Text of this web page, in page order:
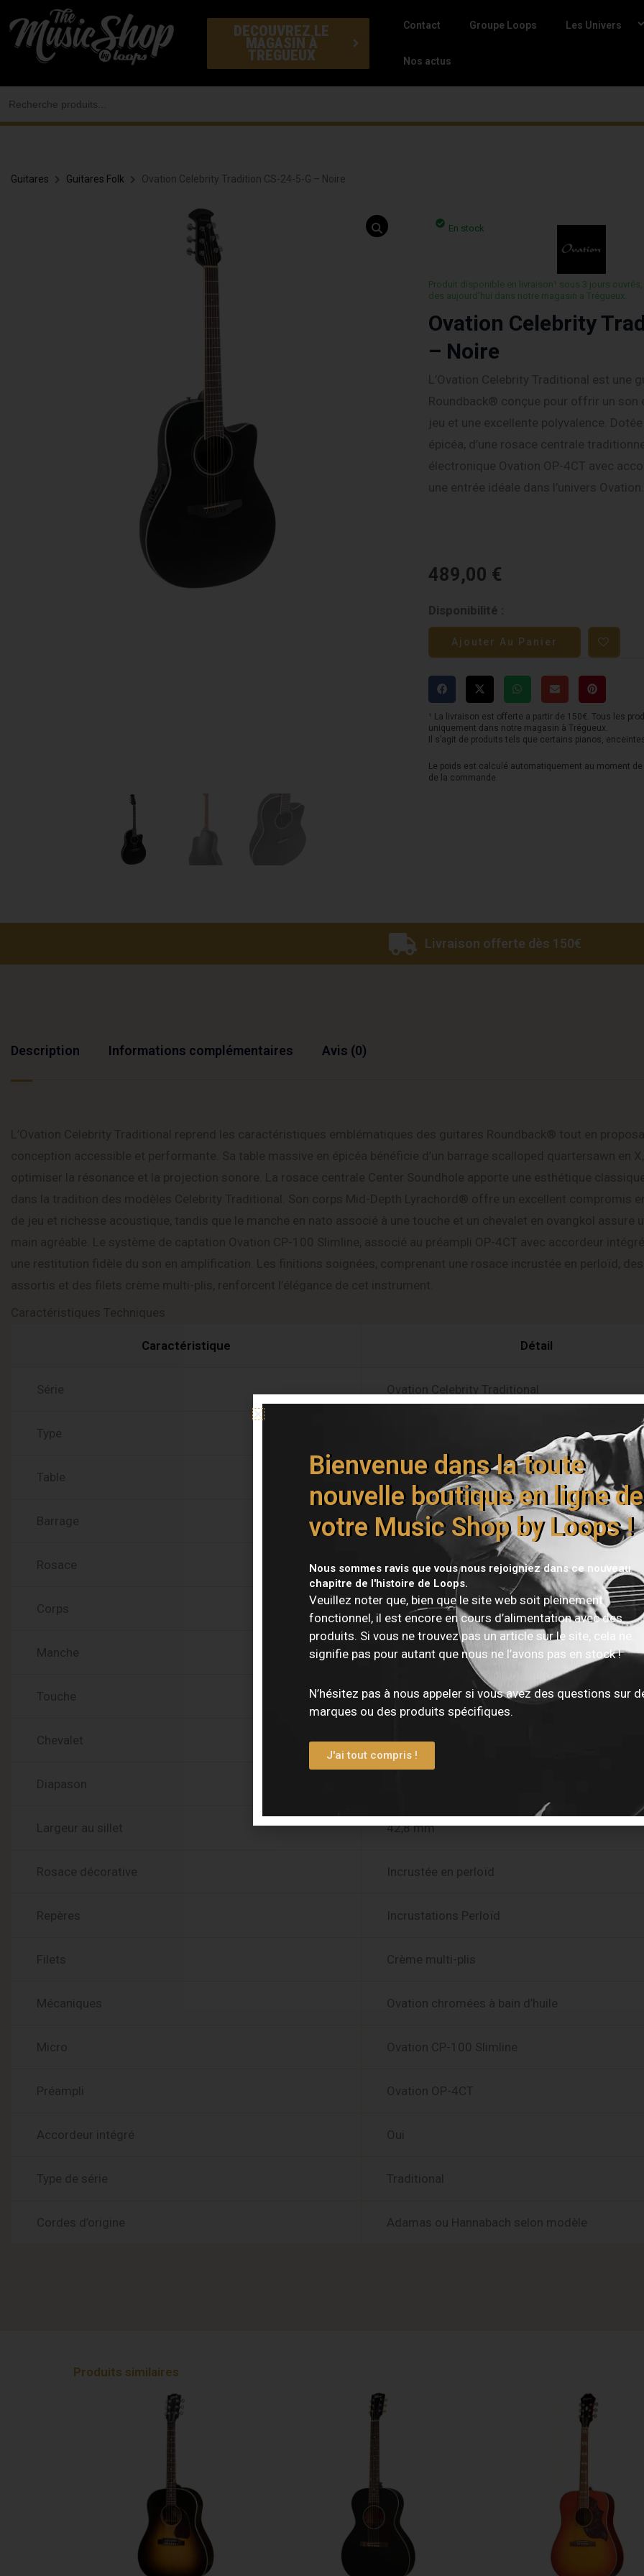
au
contenu
DECOUVREZ LE
MAGASIN À
TREGUEUX
Contact Groupe Loops Les Univers
Nos actus
Guitares Guitares Folk Ovation Celebrity Tradition CS-24-5-G – Noire
En stock
Produit disponible en livraison¹ sous 3 jours
des aujourd’hui dans notre magasin a Trégueux.
Ovation Celebrity
– Noire
L’Ovation Celebrity Traditional est une
Roundback® conçue pour offrir un son
jeu et une excellente polyvalence.
épicéa, d’une rosace centrale
électronique Ovation OP-4CT avec
une entrée idéale dans l’univers Ovation.
489,00 €
Disponibilité :
quantité
de
Ovation
Celebrity
Tradition
CS-
24-
5-
G
Ajouter Au Panier
¹ La livraison est offerte a partir de 150€. Tous les
uniquement dans notre magasin à Trégueux.
Il s’agit de produits tels que certains pianos,
Le poids est calculé automatiquement au moment
de la commande.
Livraison offerte dès 150€
Description Informations complémentaires Avis (0)
Caractéristique Détail
Série Ovation Celebrity Traditional
Type Guitare électro-acoustique Roundback®
Table Épicéa massif
Barrage Scalloped Quartersawn en X
Rosace Center Soundhole (rosace centrale)
Corps Mid-Depth Lyrachord®
Manche Nato
Touche Ovangkol
Chevalet Ovangkol
Diapason
Largeur au sillet 42,8 mm
Rosace décorative Incrustée en perloïd
Repères Incrustations Perloïd
Filets Crème multi-plis
Mécaniques Ovation chromées à bain d’huile
Micro Ovation CP-100 Slimline
Préampli Ovation OP-4CT
Accordeur intégré Oui
Type de série Traditional
Cordes d’origine Adamas ou Hannabach selon modèle
Produits similaires
Bienvenue dans la toute
nouvelle boutique en ligne de
votre Music Shop by Loops !
Nous sommes ravis que vous nous rejoigniez dans ce nouveau
chapitre de l'histoire de Loops.
Veuillez noter que, bien que le site web soit pleinement
fonctionnel, il est encore en cours d’alimentation avec des
produits. Si vous ne trouvez pas un article sur le site, cela ne
signifie pas pour autant que nous ne l’avons pas en stock !
N’hésitez pas à nous appeler si vous avez des questions sur
marques ou des produits spécifiques.
J'ai tout compris !